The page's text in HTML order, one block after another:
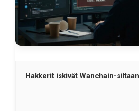
Hakkerit iskivät Wanchain-siltaan